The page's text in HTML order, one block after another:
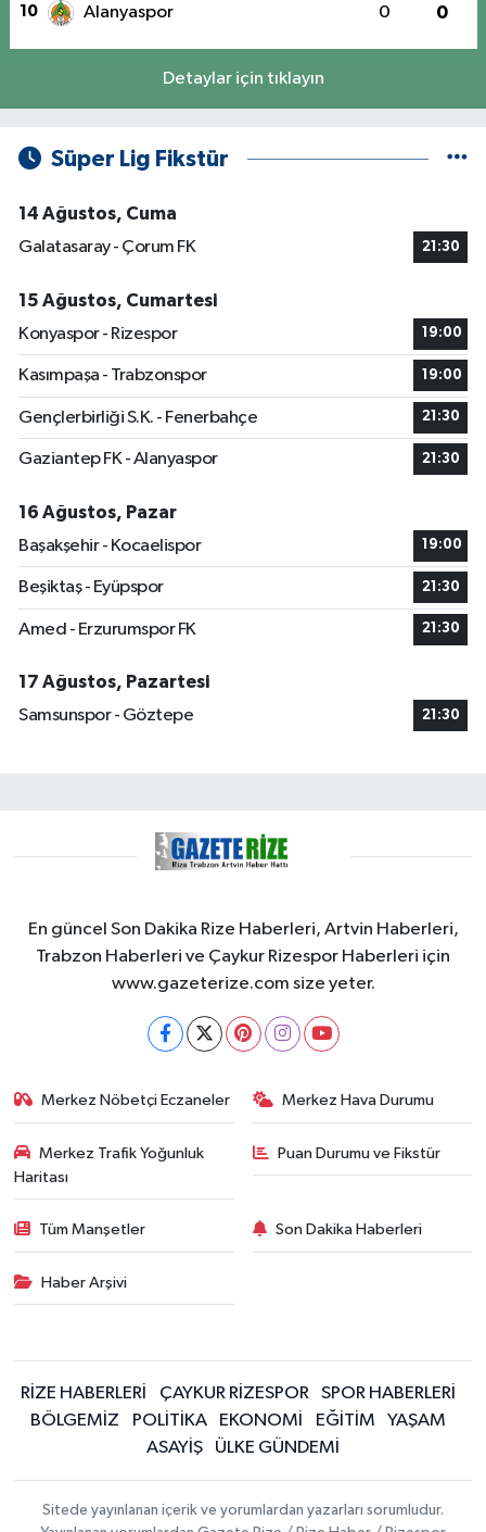
10 Alanyaspor 0 0
Detaylar için tıklayın
Süper Lig Fikstür
14 Ağustos, Cuma
Galatasaray - Çorum FK
21:30
15 Ağustos, Cumartesi
Konyaspor - Rizespor
19:00
Kasımpaşa - Trabzonspor 19:00
Gençlerbirliği S.K. - Fenerbahçe 21:30
Gaziantep FK - Alanyaspor 21:30
16 Ağustos, Pazar
Başakşehir - Kocaelispor
19:00
Beşiktaş - Eyüpspor 21:30
Amed - Erzurumspor FK 21:30
17 Ağustos, Pazartesi
Samsunspor - Göztepe
21:30
En güncel Son Dakika Rize Haberleri, Artvin Haberleri,
Trabzon Haberleri ve Çaykur Rizespor Haberleri için
www.gazeterize.com size yeter.
Merkez Nöbetçi Eczaneler Merkez Hava Durumu
Merkez Trafik Yoğunluk
Haritası
Puan Durumu ve Fikstür
Tüm Manşetler Son Dakika Haberleri
Haber Arşivi
RİZE HABERLERİ ÇAYKUR RİZESPOR
SPOR HABERLERİ
BÖLGEMİZ
POLİTİKA EKONOMİ EĞİTİM
YAŞAM
ASAYİŞ
ÜLKE GÜNDEMİ
Sitede yayınlanan içerik ve yorumlardan yazarları sorumludur.